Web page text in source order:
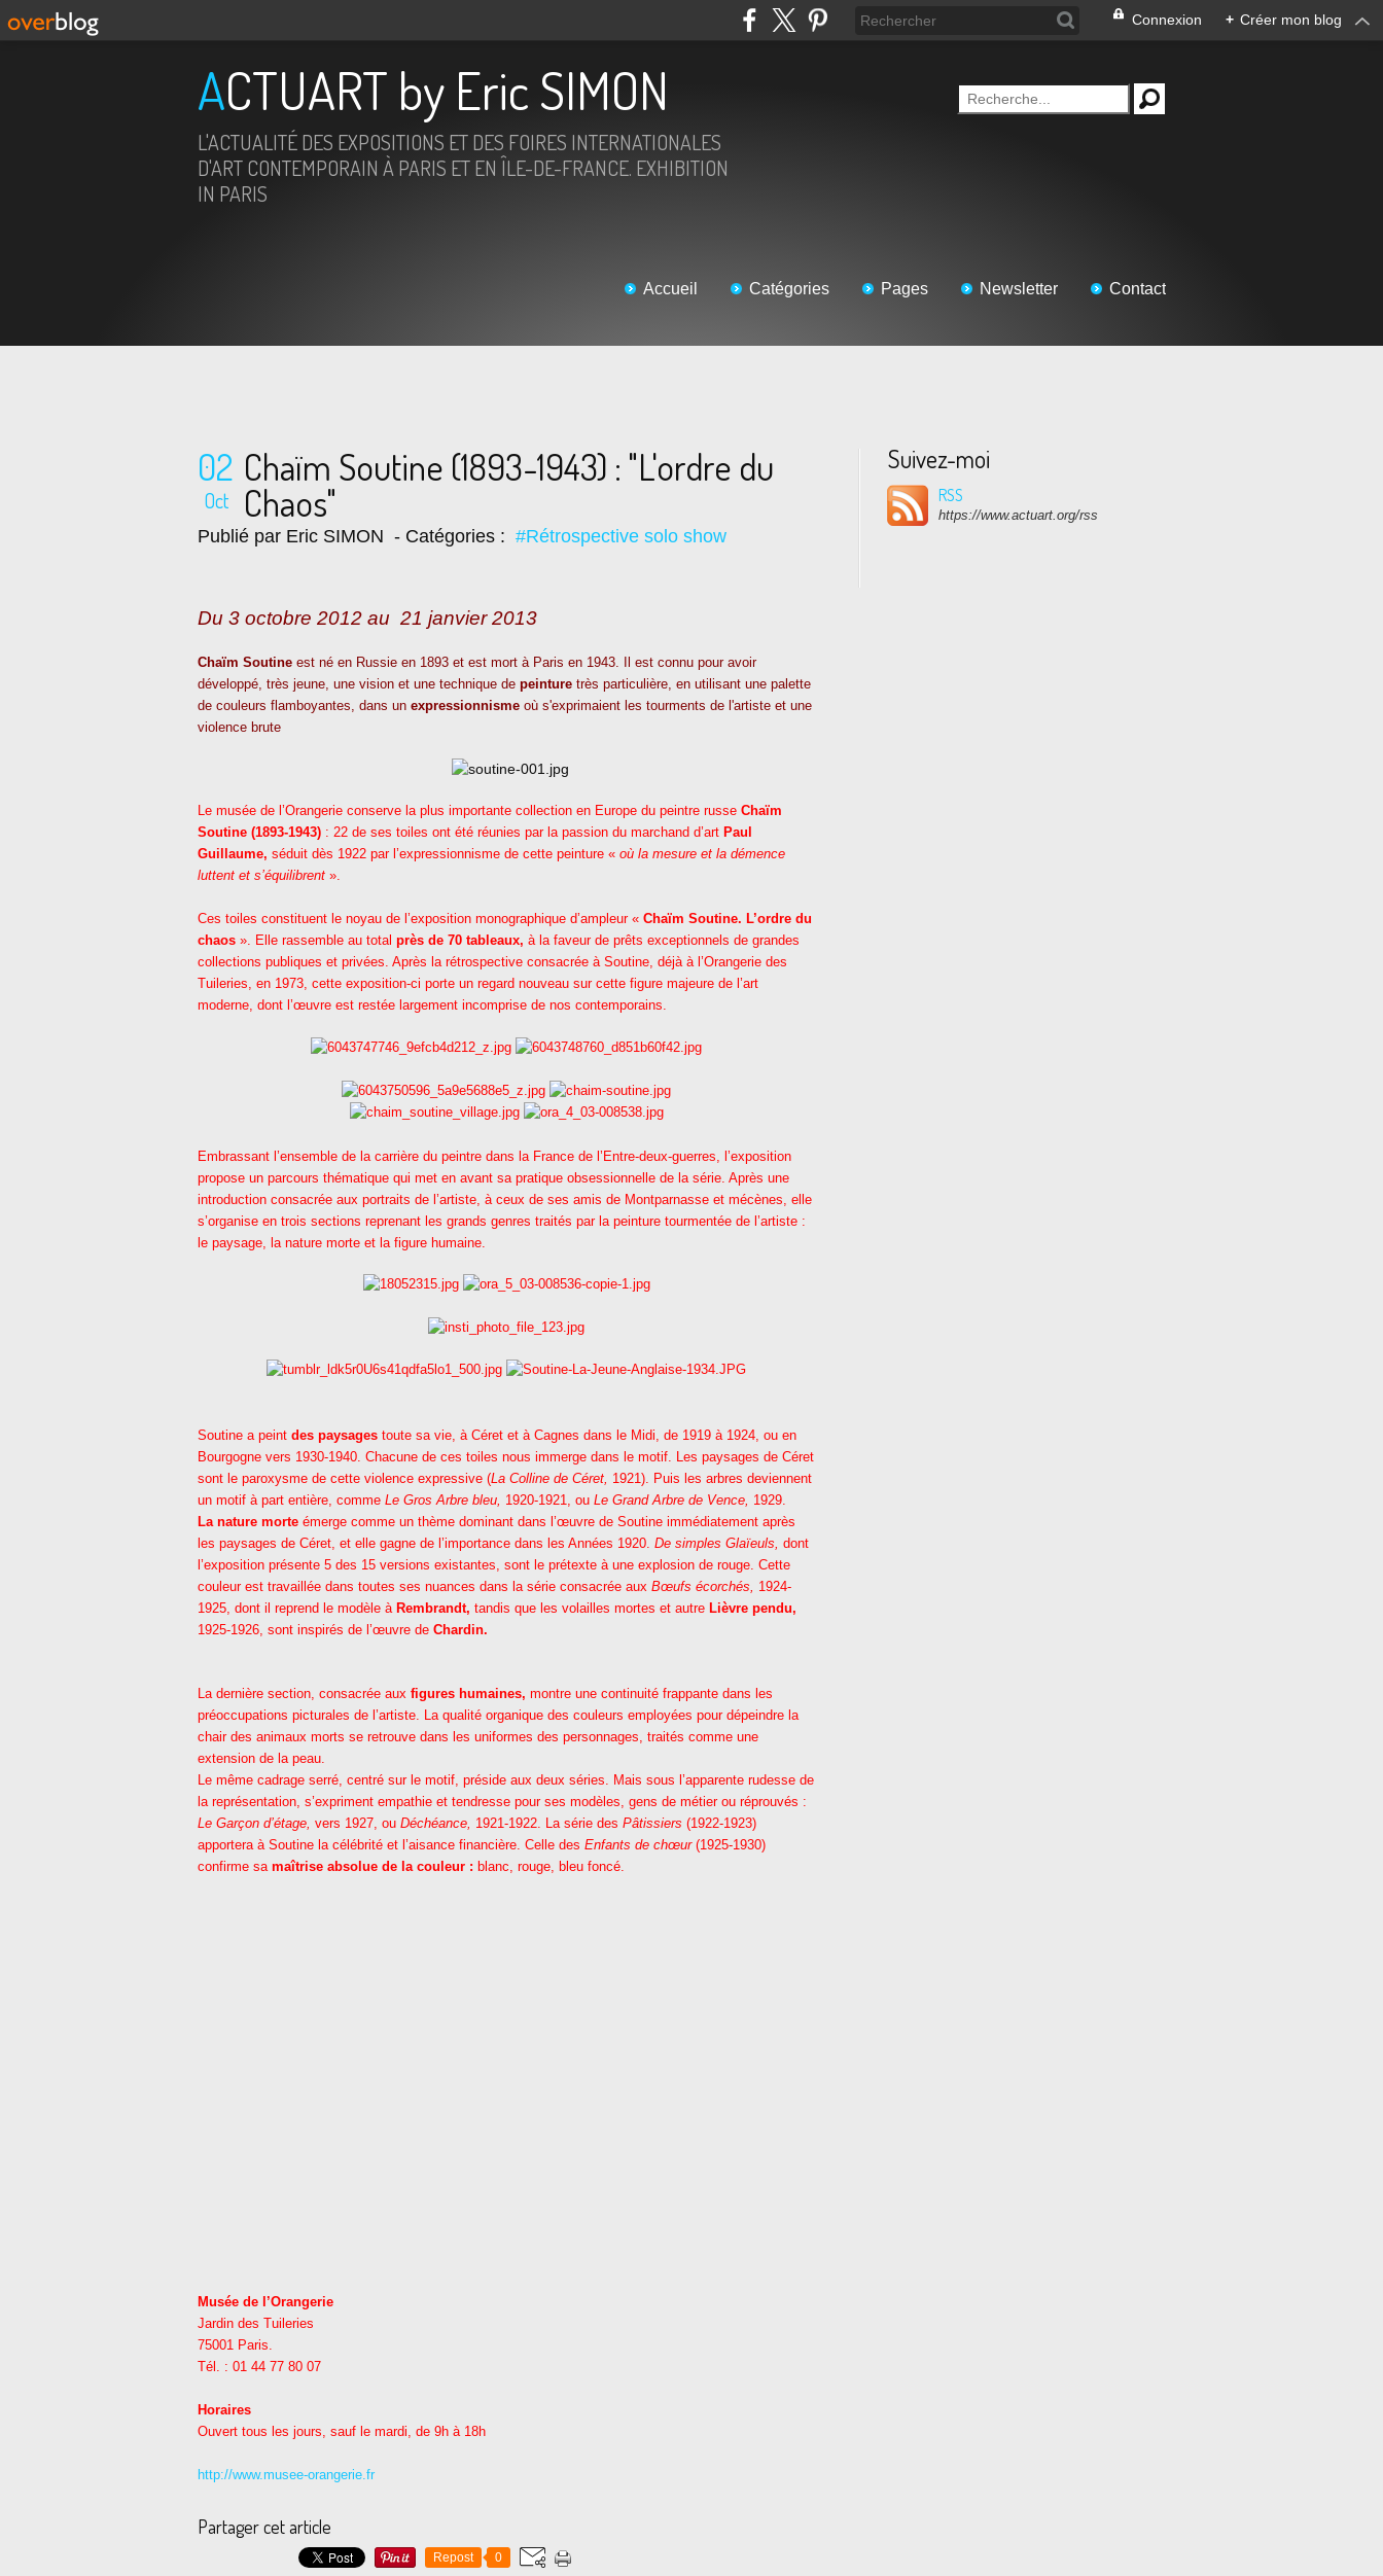
Connexion + Créer mon blog
ACTUART by Eric SIMON
L'ACTUALITÉ DES EXPOSITIONS ET DES FOIRES INTERNATIONALES
D'ART CONTEMPORAIN À PARIS ET EN ÎLE-DE-FRANCE. EXHIBITION
IN PARIS
Accueil Catégories Pages Newsletter Contact
02
Oct
Chaïm Soutine (1893-1943) : "L'ordre du
Chaos"
Publié par Eric SIMON - Catégories : #Rétrospective solo show
Du 3 octobre 2012 au 21 janvier 2013
Chaïm Soutine est né en Russie en 1893 et est mort à Paris en 1943. Il est connu pour avoir
développé, très jeune, une vision et une technique de peinture très particulière, en utilisant une palette
de couleurs flamboyantes, dans un expressionnisme où s'exprimaient les tourments de l'artiste et une
violence brute
Le musée de l’Orangerie conserve la plus importante collection en Europe du peintre russe Chaïm
Soutine (1893-1943) : 22 de ses toiles ont été réunies par la passion du marchand d’art Paul
Guillaume, séduit dès 1922 par l’expressionnisme de cette peinture « où la mesure et la démence
luttent et s’équilibrent ».
Ces toiles constituent le noyau de l’exposition monographique d’ampleur « Chaïm Soutine. L’ordre du
chaos ». Elle rassemble au total près de 70 tableaux, à la faveur de prêts exceptionnels de grandes
collections publiques et privées. Après la rétrospective consacrée à Soutine, déjà à l’Orangerie des
Tuileries, en 1973, cette exposition-ci porte un regard nouveau sur cette figure majeure de l’art
moderne, dont l’œuvre est restée largement incomprise de nos contemporains.
Embrassant l’ensemble de la carrière du peintre dans la France de l’Entre-deux-guerres, l’exposition
propose un parcours thématique qui met en avant sa pratique obsessionnelle de la série. Après une
introduction consacrée aux portraits de l’artiste, à ceux de ses amis de Montparnasse et mécènes, elle
s’organise en trois sections reprenant les grands genres traités par la peinture tourmentée de l’artiste :
le paysage, la nature morte et la figure humaine.
Soutine a peint des paysages toute sa vie, à Céret et à Cagnes dans le Midi, de 1919 à 1924, ou en
Bourgogne vers 1930-1940. Chacune de ces toiles nous immerge dans le motif. Les paysages de Céret
sont le paroxysme de cette violence expressive (La Colline de Céret, 1921). Puis les arbres deviennent
un motif à part entière, comme Le Gros Arbre bleu, 1920-1921, ou Le Grand Arbre de Vence, 1929.
La nature morte émerge comme un thème dominant dans l’œuvre de Soutine immédiatement après
les paysages de Céret, et elle gagne de l’importance dans les Années 1920. De simples Glaïeuls, dont
l’exposition présente 5 des 15 versions existantes, sont le prétexte à une explosion de rouge. Cette
couleur est travaillée dans toutes ses nuances dans la série consacrée aux Bœufs écorchés, 1924-
1925, dont il reprend le modèle à Rembrandt, tandis que les volailles mortes et autre Lièvre pendu,
1925-1926, sont inspirés de l’œuvre de Chardin.
La dernière section, consacrée aux figures humaines, montre une continuité frappante dans les
préoccupations picturales de l’artiste. La qualité organique des couleurs employées pour dépeindre la
chair des animaux morts se retrouve dans les uniformes des personnages, traités comme une
extension de la peau.
Le même cadrage serré, centré sur le motif, préside aux deux séries. Mais sous l’apparente rudesse de
la représentation, s’expriment empathie et tendresse pour ses modèles, gens de métier ou réprouvés :
Le Garçon d’étage, vers 1927, ou Déchéance, 1921-1922. La série des Pâtissiers (1922-1923)
apportera à Soutine la célébrité et l’aisance financière. Celle des Enfants de chœur(1925-1930)
confirme sa maîtrise absolue de la couleur : blanc, rouge, bleu foncé.
Musée de l’Orangerie
Jardin des Tuileries
75001 Paris.
Tél. : 01 44 77 80 07
Horaires
Ouvert tous les jours, sauf le mardi, de 9h à 18h
http://www.musee-orangerie.fr
Partager cet article
Repost 0
Suivez-moi
RSS
https://www.actuart.org/rss